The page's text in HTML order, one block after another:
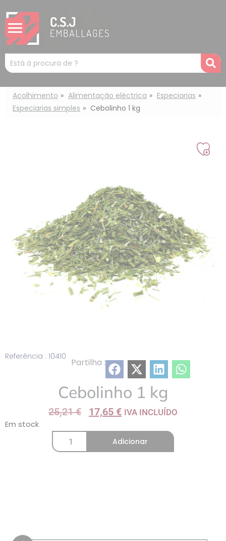
Mots
clés
:
Acolhimento Alimentação eléctrica
Especiarias
Especiarias simples
Cebolinho 1 kg
Referência : 10410
Partilha :
Cebolinho 1 kg
25,21€ 17,65 € IVA INCLUÍDO
Em stock
Adicionar